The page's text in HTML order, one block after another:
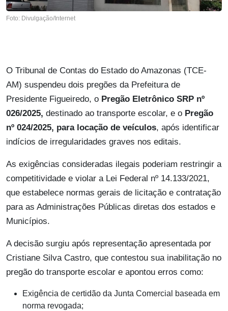
Foto: Divulgação/Internet
O Tribunal de Contas do Estado do Amazonas (TCE-
AM) suspendeu dois pregões da Prefeitura de
Presidente Figueiredo, o Pregão Eletrônico SRP nº
026/2025, destinado ao transporte escolar, e o Pregão
nº 024/2025, para locação de veículos, após identificar
indícios de irregularidades graves nos editais.
As exigências consideradas ilegais poderiam restringir a
competitividade e violar a Lei Federal nº 14.133/2021,
que estabelece normas gerais de licitação e contratação
para as Administrações Públicas diretas dos estados e
Municípios.
A decisão surgiu após representação apresentada por
Cristiane Silva Castro, que contestou sua inabilitação no
pregão do transporte escolar e apontou erros como:
Exigência de certidão da Junta Comercial baseada em
norma revogada;